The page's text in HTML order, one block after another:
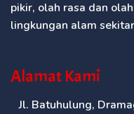
pikir, olah rasa dan
lingkungan alam
Alamat Kami
Jl. Batuhulung,